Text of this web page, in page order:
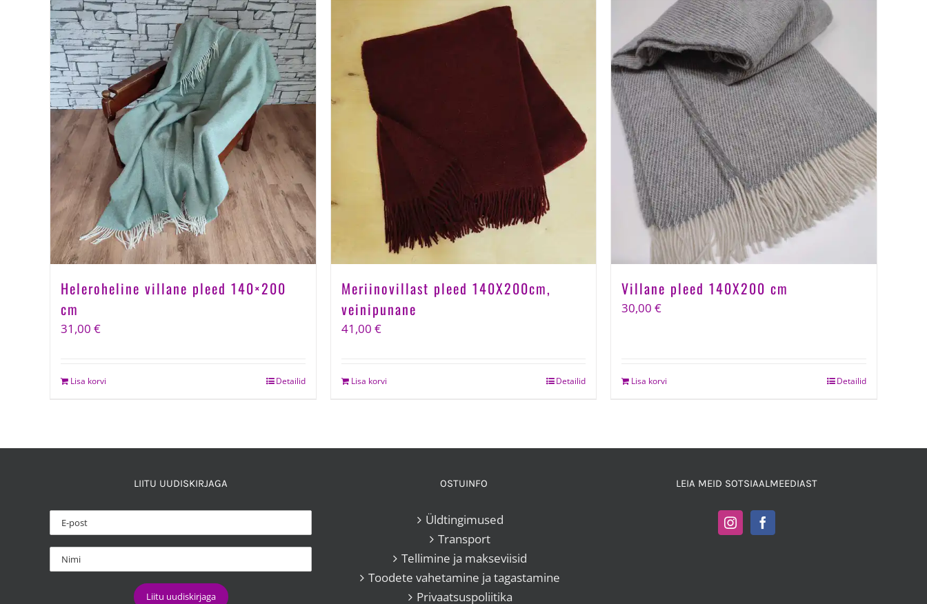
Heleroheline villane pleed 140×200
cm
31,00 €
Lisa korvi Detailid
Meriinovillast pleed 140X200cm,
veinipunane
41,00 €
Lisa korvi Detailid
Villane pleed 140X200 cm
30,00€
Lisa korvi Detailid
LIITU UUDISKIRJAGA OSTUINFO
Üldtingimused
Transport
Tellimine ja makseviisid
Toodete vahetamine ja tagastamine
Privaatsuspoliitika
LEIA MEID SOTSIAALMEEDIAST